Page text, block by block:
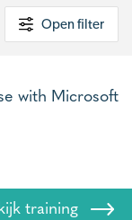
Open filter
with Microsoft
training